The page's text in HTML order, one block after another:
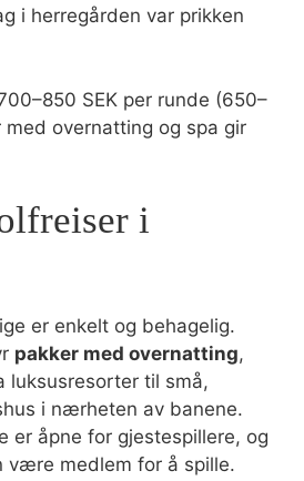
i herregården var prikken
SEK per runde (650–
med overnatting og spa gir
i
er enkelt og behagelig.
pakker med overnatting,
luksusresorter til små,
i nærheten av banene.
er åpne for gjestespillere, og
være medlem for å spille.